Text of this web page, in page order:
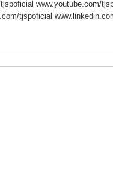
www.youtube.com/
tjspoficial